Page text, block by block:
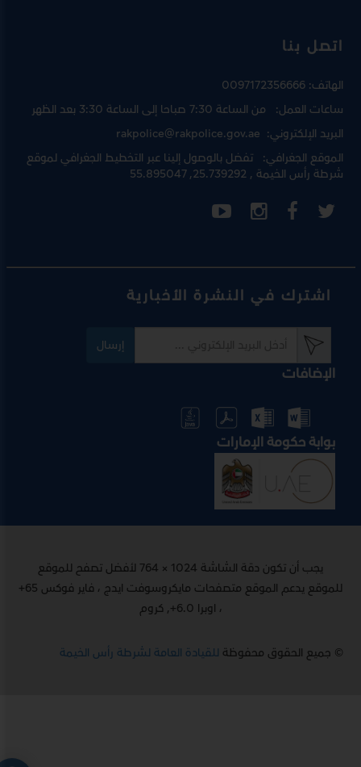
اتصل بنا
الهاتف:0097172356666
ساعات العمل: من الساعة 7:30 صباحا إلى الساعة 3:30 بعد الظهر
البريد الإلكتروني:rakpolice@rakpolice.gov.ae
الموقع الجغرافي: تفضل بالوصول إلينا عبرالتخطيط الجغرافي لموقع
شرطة رأس الخيمة, 25.739292, 55.895047
اشترك في النشرة الأخبارية
إرسال
الإضافات
بوابة حكومة الإمارات
يجب أن تكون دقة الشاشة 1024 × 764 لأفضل تصفح للموقع
للموقع يدعم الموقع متصفحات مايكروسوفت ايدج ، فاير فوكس 65+
، اوبرا 6.0+, كروم
© جميع الحقوق محفوظةللقيادة العامة لشرطة رأس الخيمة